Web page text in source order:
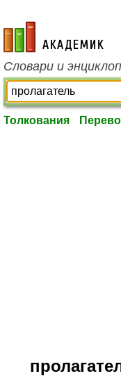
academic.ru
Словари и
Толкования